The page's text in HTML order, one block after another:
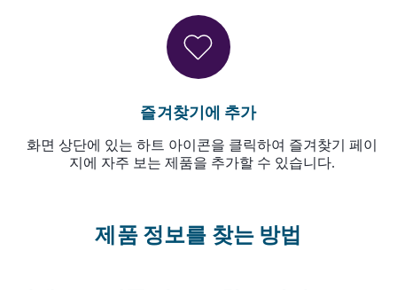
즐겨찾기에 추가
화면 상단에 있는 하트 아이콘을 클릭하여 즐겨찾기 페이
지에 자주 보는 제품을 추가할 수 있습니다.
제품 정보를 찾는 방법